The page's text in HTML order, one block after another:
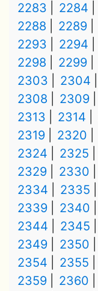
2283
2284
2288
2289
2293
2294
2298
2299
2303
2304
2308
2309
2313
2314
2319
2320
2324
2325
2329
2330
2334
2335
2339
2340
2344
2345
2349
2350
2354
2355
2359
2360